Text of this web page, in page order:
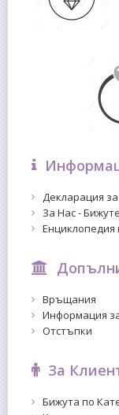
Декларация
За Нас -
Връщания
Информация
Отстъпки
За
Бижута по